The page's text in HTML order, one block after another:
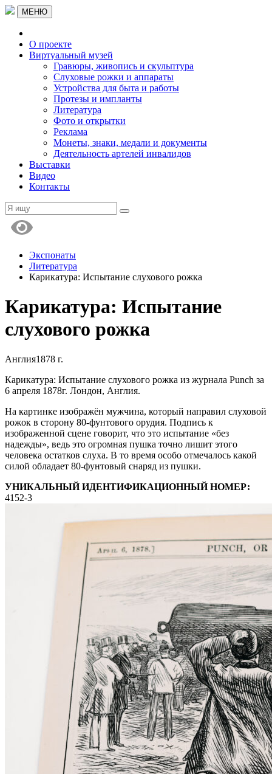
МЕНЮ
О проекте
Виртуальный музей
Гравюры, живопись и скульптура
Слуховые рожки и аппараты
Устройства для быта и работы
Протезы и импланты
Литература
Фото и открытки
Реклама
Монеты, знаки, медали и документы
Деятельность артелей инвалидов
Выставки
Видео
Контакты
Экспонаты
Литература
Карикатура: Испытание слухового рожка
Карикатура: Испытание
слухового рожка
Англия1878 г.
Карикатура: Испытание слухового рожка из журнала Punch за
6 апреля 1878г. Лондон, Англия.
На картинке изображён мужчина, который направил слуховой
рожок в сторону 80-фунтового орудия. Подпись к
изображенной сцене говорит, что это испытание «без
надежды», ведь это огромная пушка точно лишит этого
человека остатков слуха. В то время особо отмечалось какой
силой обладает 80-фунтовый снаряд из пушки.
УНИКАЛЬНЫЙ ИДЕНТИФИКАЦИОННЫЙ НОМЕР:
4152-3